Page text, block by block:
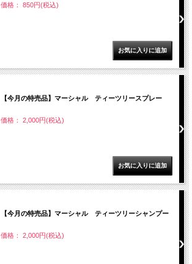
価格： 850円(税込)
【今月の特売品】マーシャル ティーツリースプレー
価格： 2,000円(税込)
【今月の特売品】マーシャル ティーツリーシャンプー
価格： 2,000円(税込)